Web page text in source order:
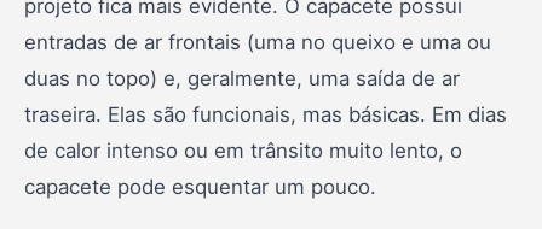
projeto fica mais evidente. O capacete possui
entradas de ar frontais (uma no queixo e uma ou
duas no topo) e, geralmente, uma saída de ar
traseira. Elas são funcionais, mas básicas. Em dias
de calor intenso ou em trânsito muito lento, o
capacete pode esquentar um pouco.